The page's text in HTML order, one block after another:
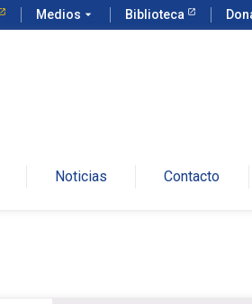
Medios arrow_drop_down Biblioteca
Noticias Contacto